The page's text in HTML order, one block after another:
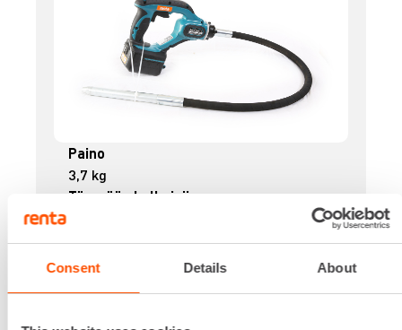
Consent Details About
Paino
3,7 kg
Tärypään halkaisija
Tärypään pituus
1,2 m